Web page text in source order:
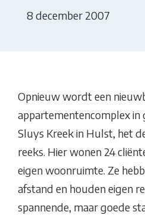
8 december 2007
Opnieuw wordt een
appartementencomplex in
Sluys Kreek in Hulst, het
reeks. Hier wonen 24
eigen woonruimte. Ze
afstand en houden eigen
spannende, maar goede